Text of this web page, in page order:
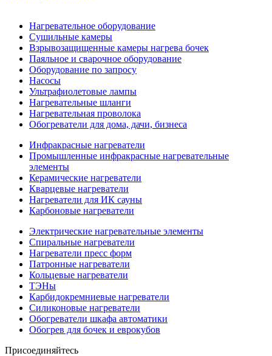
Нагревательное оборудование
Сушильные камеры
Взрывозащищенные камеры нагрева бочек
Паяльное и сварочное оборудование
Оборудование по запросу
Насосы
Ультрафиолетовые лампы
Нагревательные шланги
Нагревательная проволока
Обогреватели для дома, дачи, бизнеса
Инфракрасные нагреватели
Промышленные инфракрасные нагревательные
элементы
Керамические нагреватели
Кварцевые нагреватели
Нагреватели для ИК сауны
Карбоновые нагреватели
Электрические нагревательные элементы
Спиральные нагреватели
Нагреватели пресс форм
Патронные нагреватели
Кольцевые нагреватели
ТЭНы
Карбидокремниевые нагреватели
Силиконовые нагреватели
Обогреватели шкафа автоматики
Обогрев для бочек и еврокубов
Присоединяйтесь